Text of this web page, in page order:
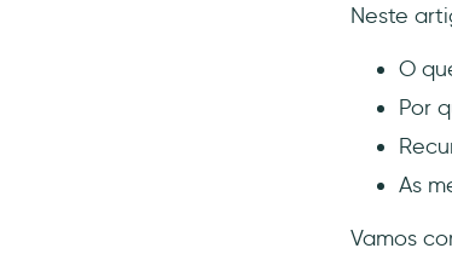
Neste
O
Por
As
Vamos